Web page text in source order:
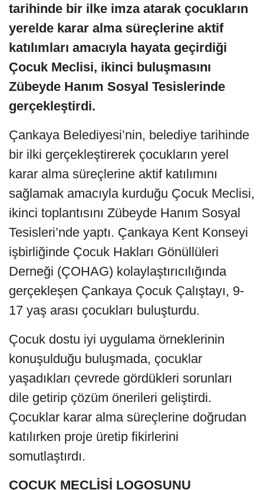
tarihinde bir ilke imza atarak çocukların
yerelde karar alma süreçlerine aktif
katılımları amacıyla hayata geçirdiği
Çocuk Meclisi, ikinci buluşmasını
Zübeyde Hanım Sosyal Tesislerinde
gerçekleştirdi.
Çankaya Belediyesi’nin, belediye tarihinde
bir ilki gerçekleştirerek çocukların yerel
karar alma süreçlerine aktif katılımını
sağlamak amacıyla kurduğu Çocuk Meclisi,
ikinci toplantısını Zübeyde Hanım Sosyal
Tesisleri’nde yaptı. Çankaya Kent Konseyi
işbirliğinde Çocuk Hakları Gönüllüleri
Derneği (ÇOHAG) kolaylaştırıcılığında
gerçekleşen Çankaya Çocuk Çalıştayı, 9-
17 yaş arası çocukları buluşturdu.
Çocuk dostu iyi uygulama örneklerinin
konuşulduğu buluşmada, çocuklar
yaşadıkları çevrede gördükleri sorunları
dile getirip çözüm önerileri geliştirdi.
Çocuklar karar alma süreçlerine doğrudan
katılırken proje üretip fikirlerini
somutlaştırdı.
ÇOCUK MECLİSİ LOGOSUNU